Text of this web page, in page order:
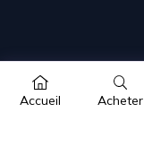
Accueil Acheter